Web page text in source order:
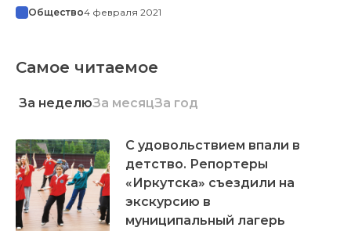
Общество4 февраля 2021
Самое читаемое
За неделюЗа месяцЗа год
С удовольствием впали в
детство. Репортеры
«Иркутска» съездили на
экскурсию в
муниципальный лагерь